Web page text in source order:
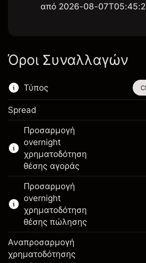
από 2026-08-
Όροι Συναλλαγών
Τύπος
Αυτό το χρηματοοικονομικό
διαθέσιμο για
και Knock-outs.
Μάθετε περισσότερα σχετικά
CFDs
Knock-outs
Spread
Προσαρμογή
overnight
χρηματοδότηση
θέσης αγοράς
Περιθώριο. Η επένδυσή
Προσαρμογή
overnight
χρηματοδότηση
θέσης πώλησης
Αναπροσαρμογή
χρηματοδότησης